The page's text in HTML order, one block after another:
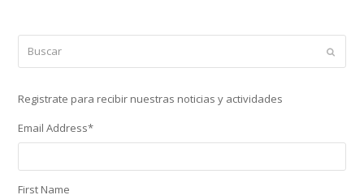
Enviar
Registrate para recibir nuestras noticias y actividades
Email Address*
First Name